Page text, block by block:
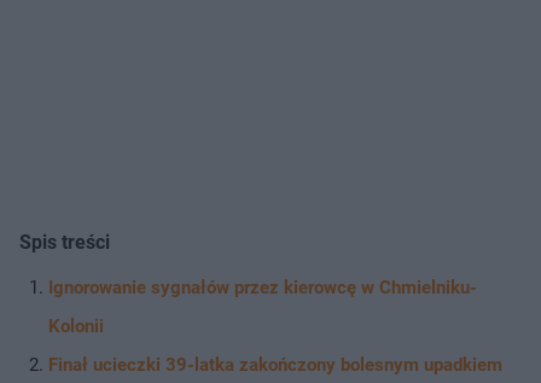
Spis treści
Ignorowanie sygnałów przez kierowcę w Chmielniku-
Kolonii
Finał ucieczki 39-latka zakończony bolesnym upadkiem